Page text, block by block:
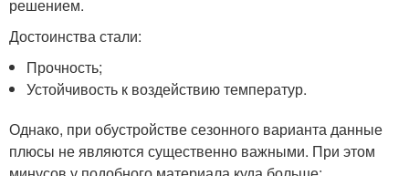
решением.
Достоинства стали:
Прочность;
Устойчивость к воздействию температур.
Однако, при обустройстве сезонного варианта данные
плюсы не являются существенно важными. При этом